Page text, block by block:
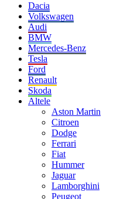
Dacia
Volkswagen
Audi
BMW
Mercedes-Benz
Tesla
Ford
Renault
Skoda
Altele
Aston Martin
Citroen
Dodge
Ferrari
Fiat
Hummer
Jaguar
Lamborghini
Peugeot